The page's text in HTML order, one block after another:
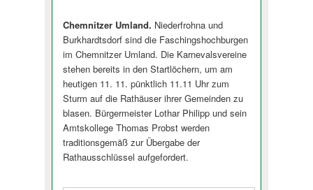
Chemnitzer Umland. Niederfrohna und
Burkhardtsdorf sind die Faschingshochburgen
im Chemnitzer Umland. Die Karnevalsvereine
stehen bereits in den Startlöchern, um am
heutigen 11. 11. pünktlich 11.11 Uhr zum
Sturm auf die Rathäuser ihrer Gemeinden zu
blasen. Bürgermeister Lothar Philipp und sein
Amtskollege Thomas Probst werden
traditionsgemäß zur Übergabe der
Rathausschlüssel aufgefordert.